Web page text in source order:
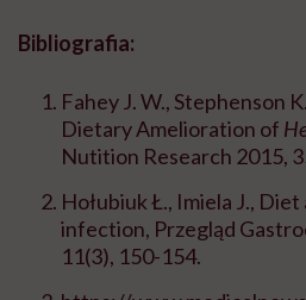
Bibliografia:
Fahey J. W., Stephenson
Dietary Amelioration of
Nutition Research 2015,
Hołubiuk Ł., Imiela J., Diet
infection, Przegląd
11(3), 150-154.